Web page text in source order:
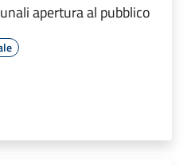
apertura al pubblico